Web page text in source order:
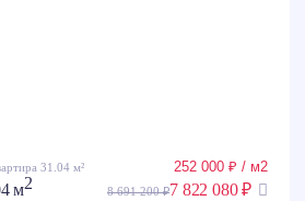
31.04 м²
м2
252 000 ₽ / м2
8 691 200 ₽7 822 080 ₽